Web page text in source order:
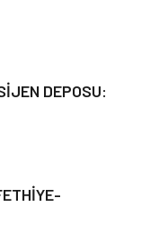
DEPOSU: